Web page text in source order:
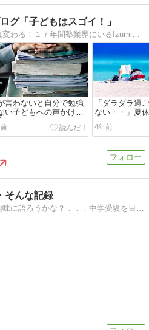
グ「子どもはスゴイ！」
言わないと自分で勉強
い子どもへの声かけの
とは？
「ダラダラ過
ない・・」夏
さんへの声か
とは？
4年前
そんな記録